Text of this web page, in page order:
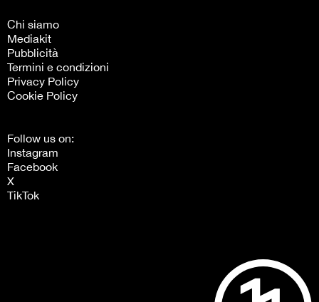
Chi siamo
Mediakit
Pubblicità
Termini e condizioni
Privacy Policy
Cookie Policy
Follow us on:
Instagram
Facebook
X
TikTok